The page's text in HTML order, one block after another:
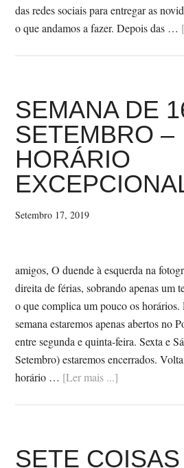
das redes sociais para entregar as
o que andamos a fazer. Depois das …
SEMANA DE
SETEMBRO –
HORÁRIO
Setembro 17, 2019
amigos, O duende à esquerda na
direita de férias, sobrando apenas um
o que complica um pouco os horários.
semana estaremos apenas abertos no
entre segunda e quinta-feira. Sexta e
Setembro) estaremos encerrados.
horário … [Ler mais ...]
SETEMBRO
SETE COISAS